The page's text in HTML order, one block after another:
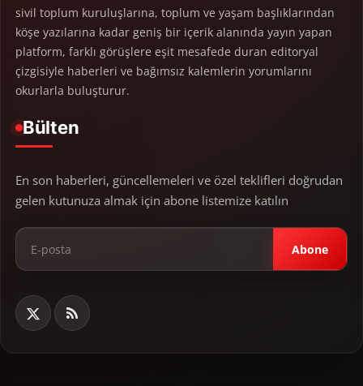
sivil toplum kuruluşlarına, toplum ve yaşam başlıklarından
köşe yazılarına kadar geniş bir içerik alanında yayın yapan
platform, farklı görüşlere eşit mesafede duran editoryal
çizgisiyle haberleri ve bağımsız kalemlerin yorumlarını
okurlarla buluşturur.
Bülten
En son haberleri, güncellemeleri ve özel teklifleri doğrudan
gelen kutunuza almak için abone listemize katılın
Abone